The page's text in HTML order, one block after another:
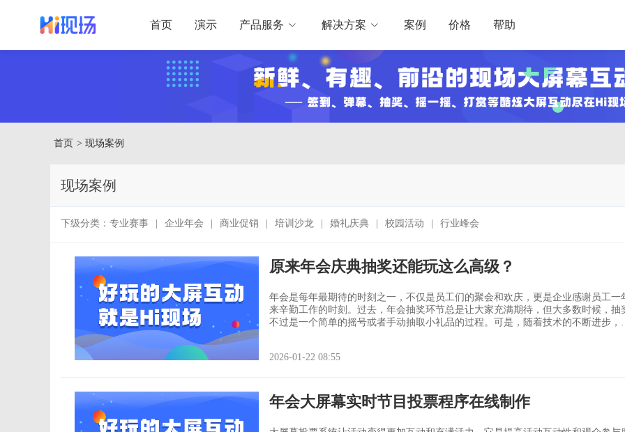
首页 演示 产品服务 解决方案 案例 价格 帮助
首页 > 现场案例
现场案例
下级分类： 专业赛事 | 企业年会 | 商业促销 | 培训沙龙 | 婚礼庆典 | 校园活动 | 行业峰会
原来年会庆典抽奖还能玩这么高级？
年会是每年最期待的时刻之一，不仅是员工们的聚会和欢庆，更是企业感谢员工一
来辛勤工作的时刻。过去，年会抽奖环节总是让大家充满期待，但大多数时候，抽
不过是一个简单的摇号或者手动抽取小礼品的过程。可是，随着技术的不断进步，年
有几位幸运儿能获
2026-01-22 08:55
年会大屏幕实时节目投票程序在线制作